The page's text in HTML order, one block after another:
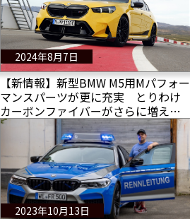
2024年8月7日
【新情報】新型BMW M5用Mパフォー
マンスパーツが更に充実 とりわけ
カーボンファイバーがさらに増えて
いる！
2023年10月13日